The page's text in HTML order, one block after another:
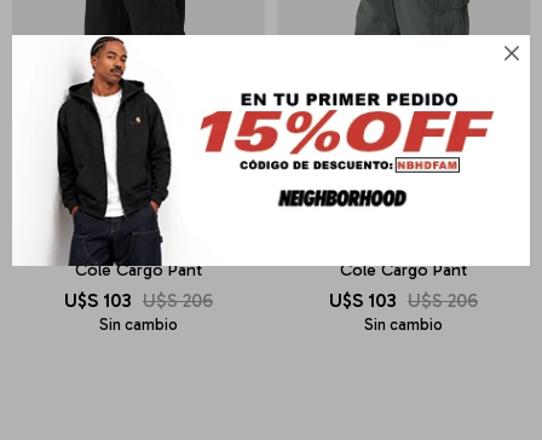

CARHARTT WIP
Cole Cargo Pant
U$S 103 U$S 206
Sin cambio
Cole Cargo Pant
U$S 103 U$S 206
Sin cambio